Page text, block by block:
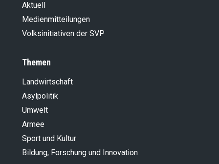
Aktuell
Medienmitteilungen
Volksinitiativen der SVP
Themen
Landwirt­schaft
Asylpolitik
Umwelt
Armee
Sport und Kultur
Bildung, Forschung und Innovation